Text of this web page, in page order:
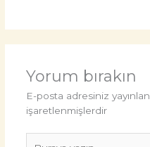
Yorum bırakın
E-posta adresiniz
işaretlenmişlerdir